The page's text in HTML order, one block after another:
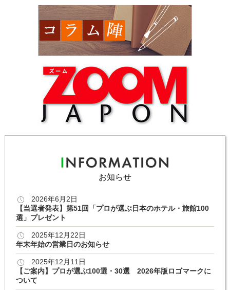
お知らせ
2026年6月2日
【当選者発表】第51回「プロが選ぶ日本のホテル・旅館100
選」プレゼント
2025年12月22日
年末年始の営業日のお知らせ
2025年12月11日
【ご案内】プロが選ぶ100選・30選 2026年版ロゴマークに
ついて